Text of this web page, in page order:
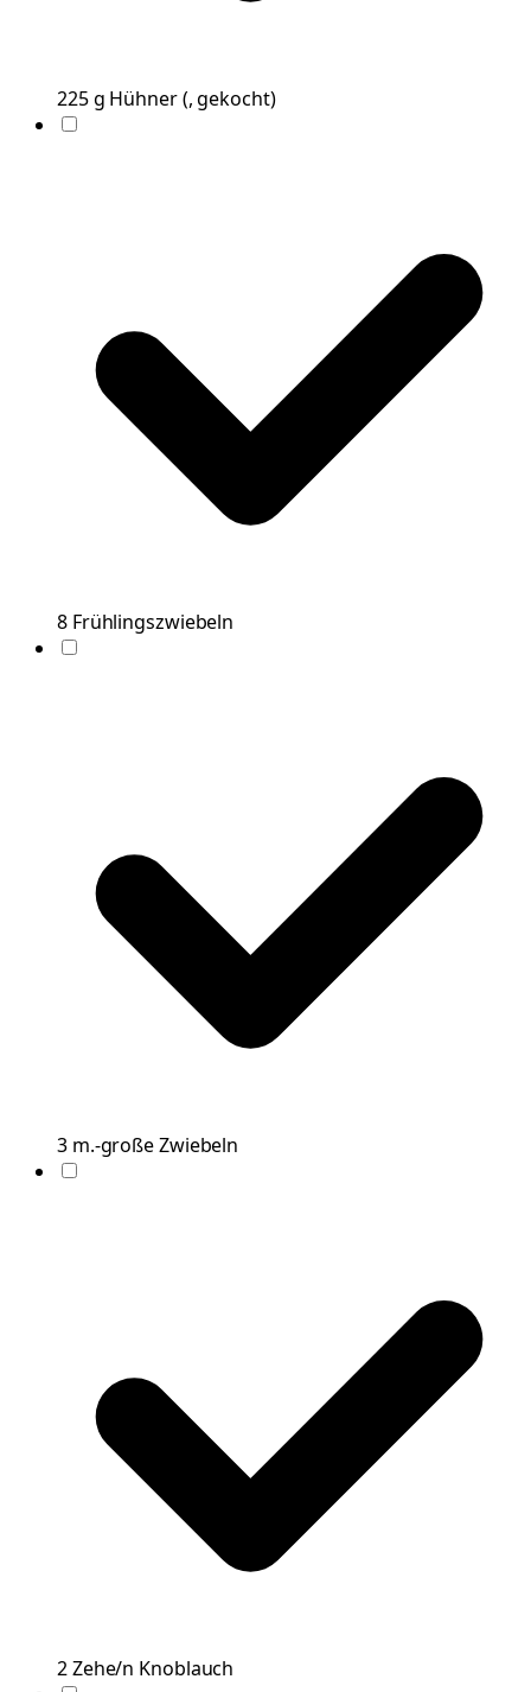
225g Hühner(, gekocht)
8 Frühlingszwiebeln
3 m.-großeZwiebeln
2Zehe/n Knoblauch